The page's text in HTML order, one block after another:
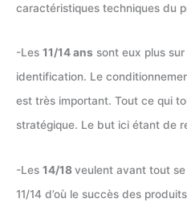
caractéristiques techniques du
-Les 11/14 ans sont eux plus
identification. Le
est très important. Tout ce qui
stratégique. Le but ici étant de
-Les 14/18veulent avant tout se
11/14 d’où le succès des